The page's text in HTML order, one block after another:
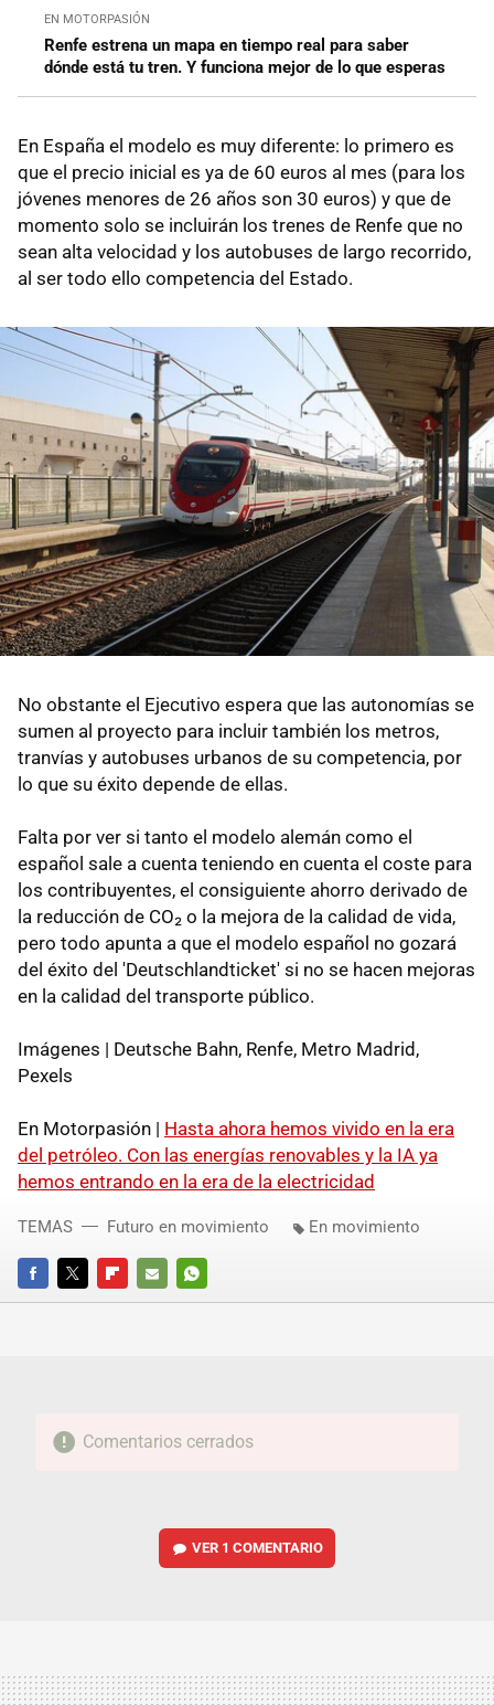
EN MOTORPASIÓN
Renfe estrena un mapa en tiempo real para saber
dónde está tu tren. Y funciona mejor de lo que esperas
En España el modelo es muy diferente: lo primero es
que el precio inicial es ya de 60 euros al mes (para los
jóvenes menores de 26 años son 30 euros) y que de
momento solo se incluirán los trenes de Renfe que no
sean alta velocidad y los autobuses de largo recorrido,
al ser todo ello competencia del Estado.
No obstante el Ejecutivo espera que las autonomías se
sumen al proyecto para incluir también los metros,
tranvías y autobuses urbanos de su competencia, por
lo que su éxito depende de ellas.
Falta por ver si tanto el modelo alemán como el
español sale a cuenta teniendo en cuenta el coste para
los contribuyentes, el consiguiente ahorro derivado de
la reducción de CO₂ o la mejora de la calidad de vida,
pero todo apunta a que el modelo español no gozará
del éxito del 'Deutschlandticket' si no se hacen mejoras
en la calidad del transporte público.
Imágenes | Deutsche Bahn, Renfe, Metro Madrid,
Pexels
En Motorpasión | Hasta ahora hemos vivido en la era
del petróleo. Con las energías renovables y la IA ya
hemos entrando en la era de la electricidad
FACEBOOKTWITTERFLIPBOARD
E-
WHATSAPP
TEMAS Futuro en movimiento En movimiento
Comentarios cerrados
VER 1 COMENTARIO